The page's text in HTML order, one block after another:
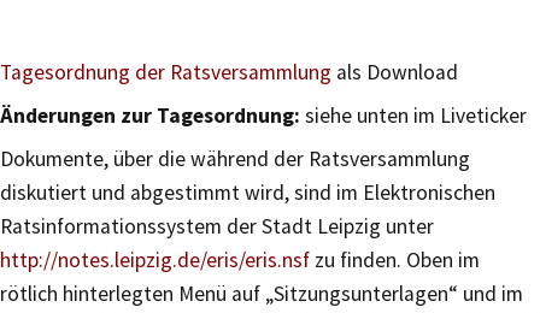
Tagesordnung der Ratsversammlung als Download
Änderungen zur Tagesordnung: siehe unten im Liveticker
Dokumente, über die während der Ratsversammlung
diskutiert und abgestimmt wird, sind im Elektronischen
Ratsinformationssystem der Stadt Leipzig unter
http://notes.leipzig.de/eris/eris.nsf zu finden. Oben im
rötlich hinterlegten Menü auf „Sitzungsunterlagen“ und im